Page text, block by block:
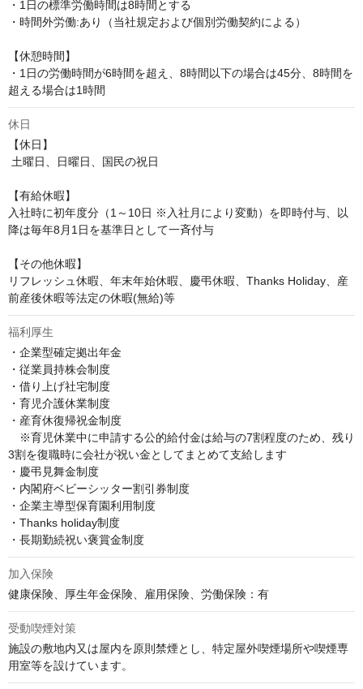
・1日の標準労働時間は8時間とする
・時間外労働:あり（当社規定および個別労働契約による）
【休憩時間】
・1日の労働時間が6時間を超え、8時間以下の場合は45分、8時間を
超える場合は1時間
休日
【休日】
【有給休暇】
入社時に初年度分（1～10日 ※入社月により変動）を即時付与、以
降は毎年8月1日を基準日として一斉付与
【その他休暇】
リフレッシュ休暇、年末年始休暇、慶弔休暇、Thanks Holiday、産
前産後休暇等法定の休暇(無給)等
福利厚生
・企業型確定拠出年金
・従業員持株会制度
・借り上げ社宅制度
・育児介護休業制度
・産育休復帰祝金制度
※育児休業中に申請する公的給付金は給与の7割程度のため、残り
3割を復職時に会社が祝い金としてまとめて支給します
・慶弔見舞金制度
・内閣府ベビーシッター割引券制度
・企業主導型保育園利用制度
・Thanks holiday制度
・長期勤続祝い褒賞金制度
加入保険
健康保険、厚生年金保険、雇用保険、労働保険：有
受動喫煙対策
施設の敷地内又は屋内を原則禁煙とし、特定屋外喫煙場所や喫煙専
用室等を設けています。